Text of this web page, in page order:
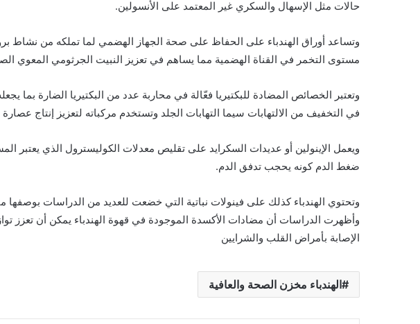
حالات مثل الإسهال والسكري غير المعتمد على الأنسولين.
وتساعد أوراق الهندباء على الحفاظ على صحة الجهاز الهضمي لما تملكه من نشاط
مستوى التخمر في القناة الهضمية مما يساهم في تعزيز النبيت الجرثومي المعوي
وتعتبر الخصائص المضادة للبكتيريا فعّالة في محاربة عدد من البكتيريا الضارة بما
في التخفيف من الالتهابات سيما التهابات الجلد وتستخدم مركباته لتعزيز إنتاج
ويعمل الإينولين أو عديدات السكرايد على تقليص معدلات الكوليسترول الذي يعتبر
ضغط الدم كونه يحجب تدفق الدم.
وتحتوي الهندباء كذلك على فينولات نباتية التي خضعت للعديد من الدراسات بوصفها
وأظهرت الدراسات أن مضادات الأكسدة الموجودة في قهوة الهندباء يمكن أن تعزز
الإصابة بأمراض القلب والشرايين
الهندباء مخزن الصحة والعافية